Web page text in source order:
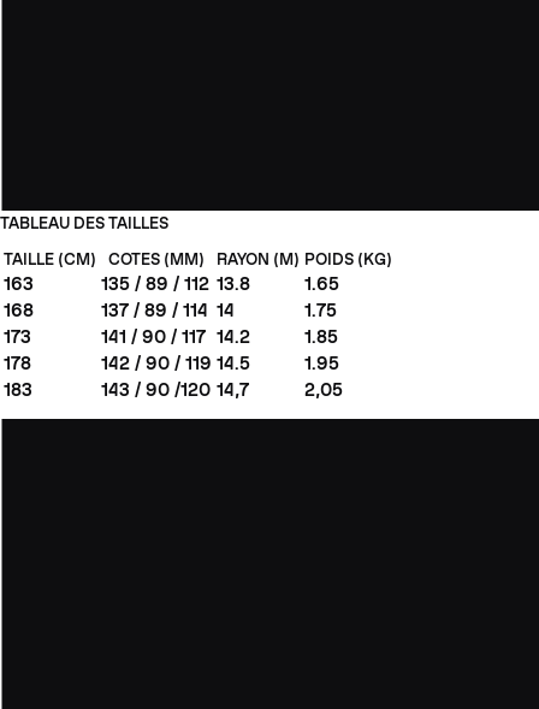
TABLEAU DES TAILLES
TAILLE (CM)
COTES (MM) RAYON (M) POIDS (KG)
163 135 / 89 / 112 13.8
1.65
168
137 / 89 / 114 14
1.75
173
141 / 90 / 117 14.2
1.85
178
142 / 90 / 119 14.5
1.95
183
143 / 90 /120 14,7 2,05